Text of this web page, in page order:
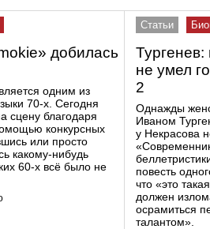
добилась
одним из
70-х. Сегодня
сцену благодаря
конкурсных
или просто
какому-нибудь
60-х всё было не
Статьи
Тургенев:
не умел
2
Однажды
Иваном
у Некрасова
повесть
что «это
должен
осрамиться
талантом».